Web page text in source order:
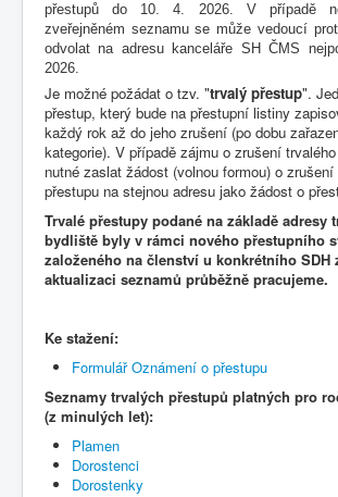
přestupů do 10. 4. 2026. V případě
zveřejněném seznamu se může vedoucí
odvolat na adresu kanceláře SH ČMS
2026.
Je možné požádat o tzv. "trvalý přestup".
přestup, který bude na přestupní listiny
každý rok až do jeho zrušení (po dobu
kategorie). V případě zájmu o zrušení
nutné zaslat žádost (volnou formou) o zrušení
přestupu na stejnou adresu jako žádost o
Trvalé přestupy podané na základě adresy
bydliště byly v rámci nového přestupního
založeného na členství u konkrétního SDH
aktualizaci seznamů průběžně pracujeme.
Ke stažení:
Formulář Oznámení o přestupu
Seznamy trvalých přestupů platných pro
(z minulých let):
Plamen
Dorostenci
Dorostenky